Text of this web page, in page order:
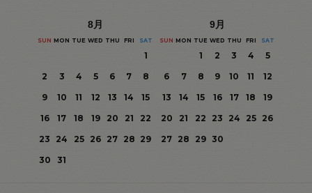
8月
SUN MON TUE WED THU FRI SAT
1
2
3 4 5 6 7
8
9
10 11 12 13 14
15
16
17 18 19 20 21
22
23
24 25 26 27 28 29
30
31
9月
SUN MON TUE WED THU FRI SAT
1 2 3 4
5
6
7 8 9 10 11
12
13
14 15 16 17 18
19
20
21 22 23 24 25
26
27 28 29 30